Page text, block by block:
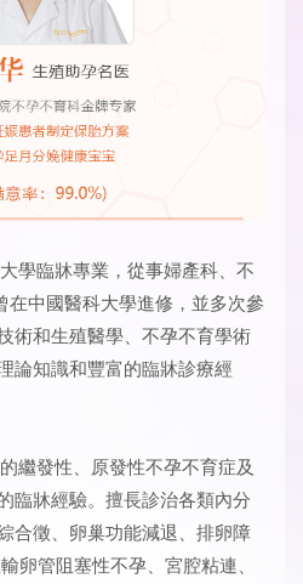
學臨牀專業，從事婦產科、不
中國醫科大學進修，並多次參
術和生殖醫學、不孕不育學術
論知識和豐富的臨牀診療經
繼發性、原發性不孕不育症及
臨牀經驗。擅長診治各類內分
合徵、卵巢功能減退、排卵障
卵管阻塞性不孕、宮腔粘連、